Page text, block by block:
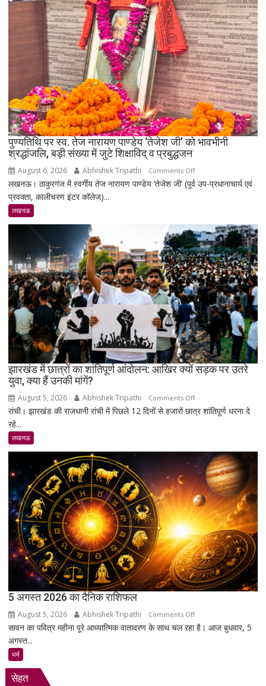
₹5,501
महंगा,
10
ग्राम
का
भाव
₹1.48
लाख
पहुंचा
पुण्यतिथि पर स्व. तेज नारायण पाण्डेय ‘तेजेश जी’ को भावभीनी
श्रद्धांजलि, बड़ी संख्या में जुटे शिक्षाविद् व प्रबुद्धजन
August 6, 2026 Abhishek Tripathi Comments Offon
पुण्यतिथि
नारायण
पाण्डेय
‘तेजेश
जी’
को
भावभीनी
श्रद्धांजलि,
बड़ी
संख्या
में
जुटे
प्रबुद्धजन
लखनऊ। ठाकुरगंज में स्वर्गीय तेज नारायण पाण्डेय ‘तेजेश जी’ (पूर्व उप-प्रधानाचार्य एवं
प्रवक्ता, कालीचरण इंटर कॉलेज)...
लखनऊ
झारखंड में छात्रों का शांतिपूर्ण आंदोलन: आखिर क्यों सड़क पर उतरे
युवा, क्या हैं उनकी मांगें?
August 5, 2026 Abhishek Tripathi Comments Offon
झारखंड
का
शांतिपूर्ण
आंदोलन:
आखिर
क्यों
सड़क
पर
उतरे
युवा,
क्या
हैं
उनकी
रांची। झारखंड की राजधानी रांची में पिछले 12 दिनों से हजारों छात्र शांतिपूर्ण धरना दे
रहे...
लखनऊ
5 अगस्त 2026 का दैनिक राशिफल
August 5, 2026 Abhishek Tripathi Comments Offon
5
सावन का पवित्र महीना पूरे आध्यात्मिक वातावरण के साथ चल रहा है। आज बुधवार, 5
अगस्त...
धर्म
सेहत